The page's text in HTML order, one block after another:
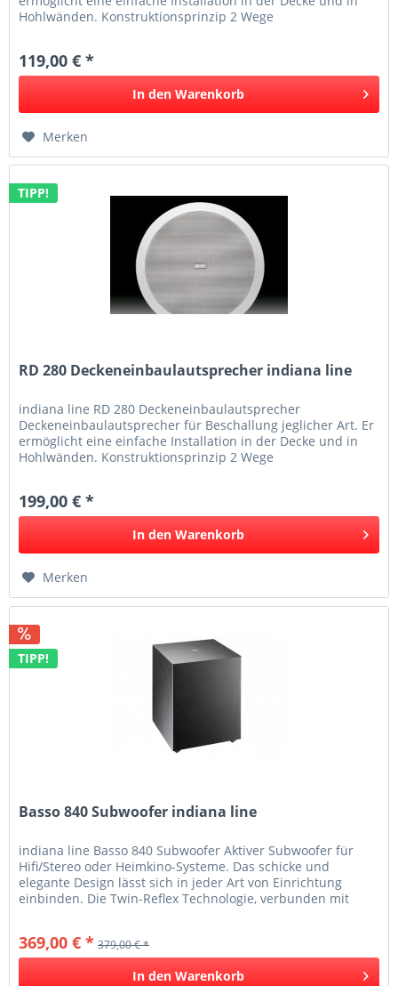
Hohlwänden. Konstruktionsprinzip 2 Wege
119,00 € *
In den Warenkorb
Merken
TIPP!
RD 280 Deckeneinbaulautsprecher indiana line
indiana line RD 280 Deckeneinbaulautsprecher
Deckeneinbaulautsprecher für Beschallung jeglicher Art. Er
ermöglicht eine einfache Installation in der Decke und in
Hohlwänden. Konstruktionsprinzip 2 Wege
199,00 € *
In den Warenkorb
Merken
TIPP!
Basso 840 Subwoofer indiana line
indiana line Basso 840 Subwoofer Aktiver Subwoofer für
Hifi/Stereo oder Heimkino-Systeme. Das schicke und
elegante Design lässt sich in jeder Art von Einrichtung
einbinden. Die Twin-Reflex Technologie, verbunden mit
369,00 € * 379,00 € *
In den Warenkorb